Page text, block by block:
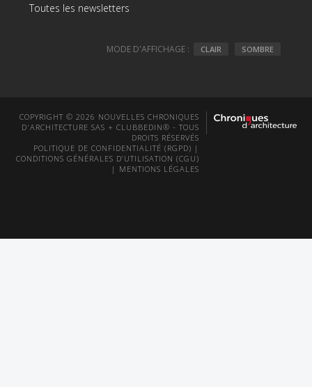
Toutes les newsletters
MODE D'AFFICHAGE : CLAIR SOMBRE
COPYRIGHT © 2026 NOUVELLES CHRONIQUES
D'ARCHITECTURE SAS + CLUBBEDIN® - TOUS
DROITS RÉSERVÉS
POLITIQUE DE CONFIDENTIALITÉ (RGPD) |
CONDITIONS GÉNÉRALES D’UTILISATION (CGU)
| MENTIONS LÉGALES